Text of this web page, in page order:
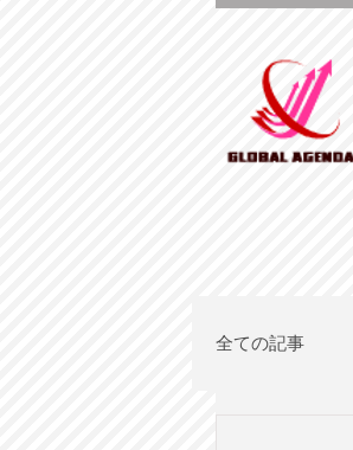
全ての記事